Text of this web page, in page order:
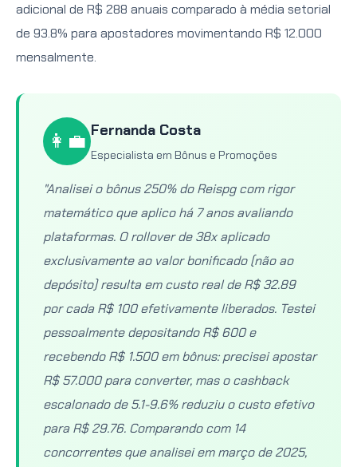
adicional de R$ 288 anuais comparado à média setorial
de 93.8% para apostadores movimentando R$ 12.000
mensalmente.
👩‍💼 Fernanda Costa
Especialista em Bônus e Promoções
"Analisei o bônus 250% do Reispg com rigor
matemático que aplico há 7 anos avaliando
plataformas. O rollover de 38x aplicado
exclusivamente ao valor bonificado (não ao
depósito) resulta em custo real de R$ 32.89
por cada R$ 100 efetivamente liberados. Testei
pessoalmente depositando R$ 600 e
recebendo R$ 1.500 em bônus: precisei apostar
R$ 57.000 para converter, mas o cashback
escalonado de 5.1-9.6% reduziu o custo efetivo
para R$ 29.76. Comparando com 14
concorrentes que analisei em março de 2025,